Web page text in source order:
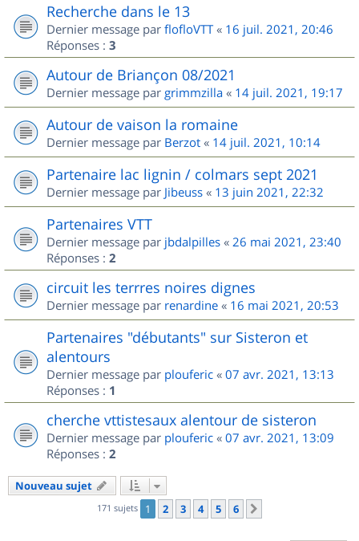
Recherche dans le 13
Dernier message par flofloVTT« 16 juil. 2021, 20:46
Réponses : 3
Autour de Briançon 08/2021
Dernier message par grimmzilla « 14 juil. 2021, 19:17
Autour de vaison la romaine
Dernier message par Berzot « 14 juil. 2021, 10:14
Partenaire lac lignin / colmars sept 2021
Dernier message par Jibeuss « 13 juin 2021, 22:32
Partenaires VTT
Dernier message par jbdalpilles « 26 mai 2021, 23:40
Réponses : 2
circuit les terrres noires dignes
Dernier message par renardine « 16 mai 2021, 20:53
Partenaires "débutants" sur Sisteron et
alentours
Dernier message par plouferic « 07 avr. 2021, 13:13
Réponses : 1
cherche vttistesaux alentour de sisteron
Dernier message par plouferic « 07 avr. 2021, 13:09
Réponses : 2
Nouveau sujet
171 sujets 1 2 3 4 5 6